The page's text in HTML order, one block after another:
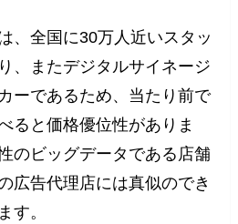
、全国に30万人近いスタッ
、またデジタルサイネージ
ーであるため、当たり前で
ると価格優位性がありま
のビッグデータである店舗
広告代理店には真似のでき
す。